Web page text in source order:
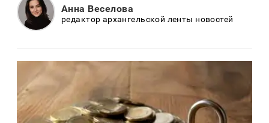
Анна Веселова
редактор архангельской ленты новостей